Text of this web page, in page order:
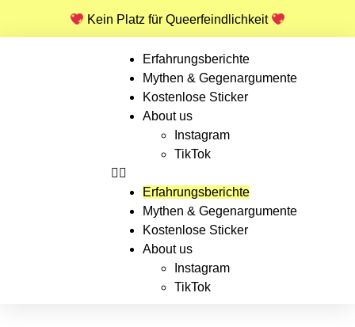
Kein Platz für Queerfeindlichkeit
Erfahrungsberichte
Mythen & Gegenargumente
Kostenlose Sticker
About us
Instagram
TikTok
Erfahrungsberichte
Mythen & Gegenargumente
Kostenlose Sticker
About us
Instagram
TikTok